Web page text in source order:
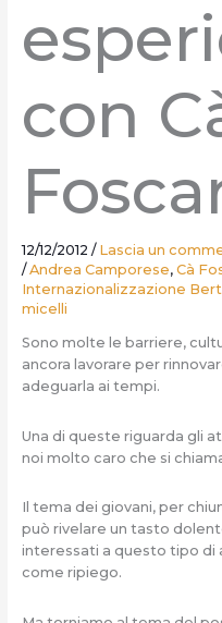
con
12/12/2012 / Lascia un
/Andrea Camporese, Cà
Internazionalizzazione
micelli
Sono molte le barriere,
ancora lavorare per
adeguarla ai tempi.
Una di queste riguarda gli
noi molto caro che si
Il tema dei giovani, per
può rivelare un tasto
interessati a questo tipo di
come ripiego.